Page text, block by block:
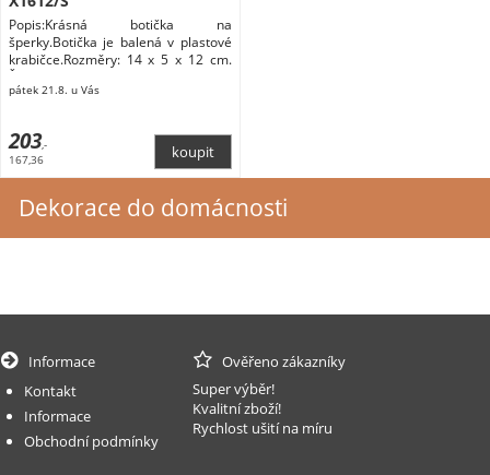
Popis:Krásná botička na
šperky.Botička je balená v plastové
krabičce.Rozměry: 14 x 5 x 12 cm.
Šperky
pátek 21.8. u Vás
203,-
167,36
Dekorace do domácnosti
Informace
Kontakt
Informace
Obchodní podmínky
Ověřeno zákazníky
Super výběr!
Kvalitní zboží!
Rychlost ušití na míru